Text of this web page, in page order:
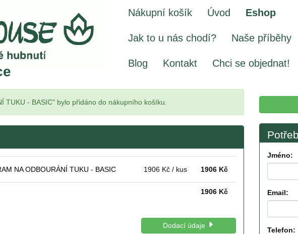
Nákupní košík Úvod Eshop
Jak to u nás chodí? Naše příběhy
Blog Kontakt Chci se objednat!
TUKU - BASIC" bylo přidáno do nákupního košíku.
NA ODBOURÁNÍ TUKU - BASIC 1906 Kč / kus 1906 Kč
1906 Kč
Dodací údaje
Jméno:
Email:
Telefon: